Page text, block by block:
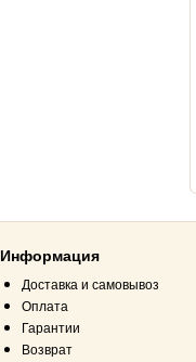
Информация
Доставка и самовывоз
Оплата
Гарантии
Возврат